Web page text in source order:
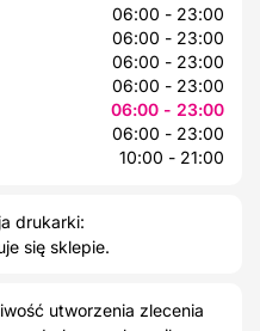
06:00 - 23:00
06:00 - 23:00
06:00 - 23:00
06:00 - 23:00
06:00 - 23:00
06:00 - 23:00
10:00 - 21:00
drukarki:
się sklepie.
utworzenia zlecenia